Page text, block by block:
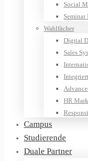
Social
Wahlfächer
Digital
Sales
HR
Campus
Studierende
Duale Partner